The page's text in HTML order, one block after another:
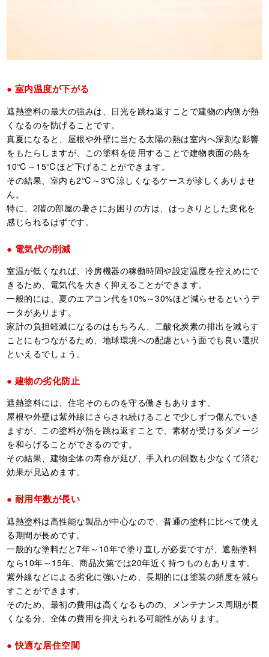
室内温度が下がる
遮熱塗料の最大の強みは、日光を跳ね返すことで建物の内側が熱
くなるのを防げることです。
真夏になると、屋根や外壁に当たる太陽の熱は室内へ深刻な影響
をもたらしますが、この塗料を使用することで建物表面の熱を
10℃～15℃ほど下げることができます。
その結果、室内も2℃～3℃涼しくなるケースが珍しくありませ
ん。
特に、2階の部屋の暑さにお困りの方は、はっきりとした変化を
感じられるはずです。
電気代の削減
室温が低くなれば、冷房機器の稼働時間や設定温度を控えめにで
きるため、電気代を大きく抑えることができます。
一般的には、夏のエアコン代を10%～30%ほど減らせるというデ
ータがあります。
家計の負担軽減になるのはもちろん、二酸化炭素の排出を減らす
ことにもつながるため、地球環境への配慮という面でも良い選択
といえるでしょう。
建物の劣化防止
遮熱塗料には、住宅そのものを守る働きもあります。
屋根や外壁は紫外線にさらされ続けることで少しずつ傷んでいき
ますが、この塗料が熱を跳ね返すことで、素材が受けるダメージ
を和らげることができるのです。
その結果、建物全体の寿命が延び、手入れの回数も少なくて済む
効果が見込めます。
耐用年数が長い
遮熱塗料は高性能な製品が中心なので、普通の塗料に比べて使え
る期間が長めです。
一般的な塗料だと7年～10年で塗り直しが必要ですが、遮熱塗料
なら10年～15年、商品次第では20年近く持つものもあります。
紫外線などによる劣化に強いため、長期的には塗装の頻度を減ら
すことができます。
そのため、最初の費用は高くなるものの、メンテナンス周期が長
くなる分、全体の費用を抑えられる可能性があります。
快適な居住空間